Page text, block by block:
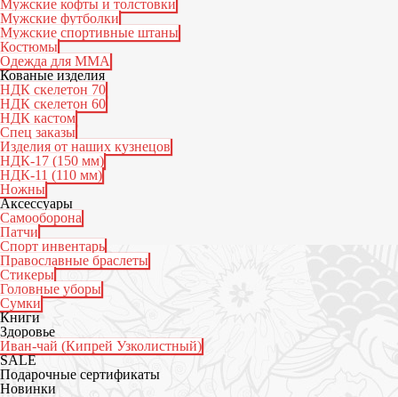
Мужские кофты и толстовки
Мужские футболки
Мужские спортивные штаны
Костюмы
Одежда для ММА
Кованые изделия
НДК скелетон 70
НДК скелетон 60
НДК кастом
Спец заказы
Изделия от наших кузнецов
НДК-17 (150 мм)
НДК-11 (110 мм)
Ножны
Аксессуары
Самооборона
Патчи
Спорт инвентарь
Православные браслеты
Стикеры
Головные уборы
Сумки
Книги
Здоровье
Иван-чай (Кипрей Узколистный)
SALE
Подарочные сертификаты
Новинки